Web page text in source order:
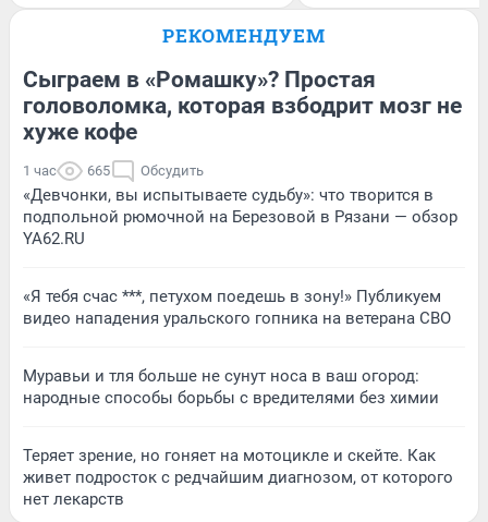
РЕКОМЕНДУЕМ
Сыграем в «Ромашку»? Простая
головоломка, которая взбодрит мозг не
хуже кофе
1 час 665 Обсудить
«Девчонки, вы испытываете судьбу»: что творится в
подпольной рюмочной на Березовой в Рязани — обзор
YA62.RU
«Я тебя счас ***, петухом поедешь в зону!» Публикуем
видео нападения уральского гопника на ветерана СВО
Муравьи и тля больше не сунут носа в ваш огород:
народные способы борьбы с вредителями без химии
Теряет зрение, но гоняет на мотоцикле и скейте. Как
живет подросток с редчайшим диагнозом, от которого
нет лекарств